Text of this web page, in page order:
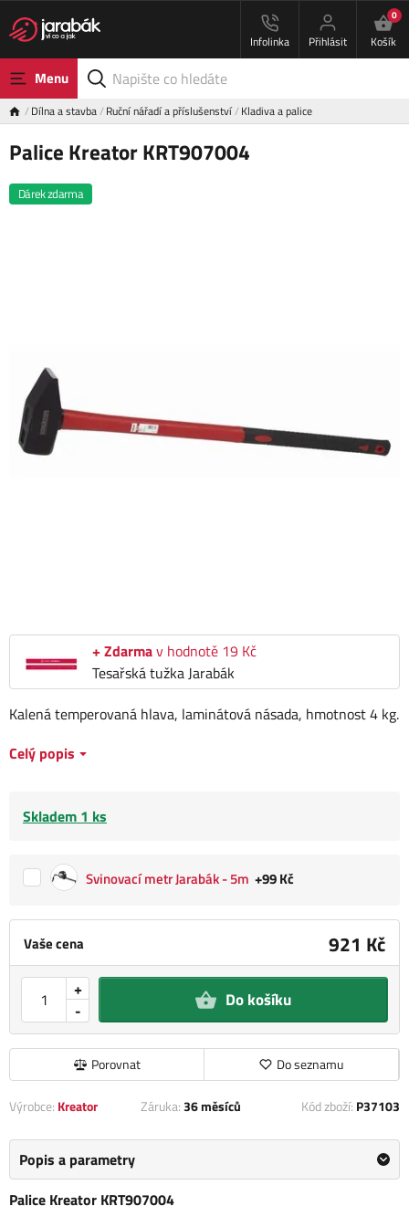
Infolinka Přihlásit
0
Košík
Menu
Dílna a stavba Ruční nářadí a příslušenství Kladiva a palice
Palice Kreator KRT907004
Dárek zdarma
+ Zdarmav hodnotě 19 Kč
Tesařská tužka Jarabák
Vaše cena 921 Kč
-
+ Do košíku
Porovnat Do seznamu
Kalená temperovaná hlava, laminátová násada, hmotnost 4 kg.
Celý popis
Skladem 1 ks
Svinovací metr Jarabák - 5m +99 Kč
Výrobce: Kreator Záruka:36 měsíců Kód zboží: P37103
Popis a parametry
Palice Kreator KRT907004